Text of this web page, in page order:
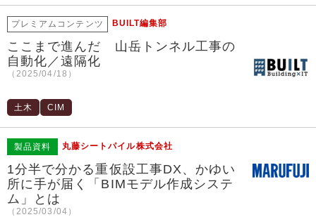
プレミアムコンテンツ BUILT編集部
ここまで進んだ 山岳トンネル工事の
自動化／遠隔化
（2025/04/18）
土木 CIM
製品資料 丸藤シートパイル株式会社
1分半で分かる重仮設工事DX、かゆい
所に手が届く「BIMモデル作成システ
ム」とは
（2025/03/04）